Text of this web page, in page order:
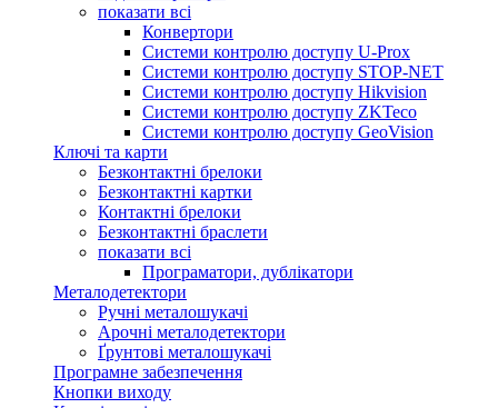
показати всі
Конвертори
Системи контролю доступу U-Prox
Системи контролю доступу STOP-NET
Системи контролю доступу Hikvision
Системи контролю доступу ZKTeco
Системи контролю доступу GeoVision
Ключі та карти
Безконтактні брелоки
Безконтактні картки
Контактні брелоки
Безконтактні браслети
показати всі
Програматори, дублікатори
Металодетектори
Ручні металошукачі
Арочні металодетектори
Ґрунтові металошукачі
Програмне забезпечення
Кнопки виходу